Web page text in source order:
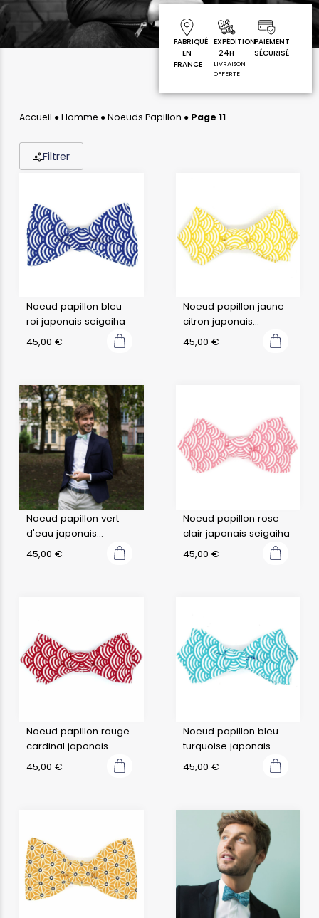
FABRIQUÉ
EN
FRANCE
EXPÉDITION
24H
LIVRAISON
OFFERTE
PAIEMENT
SÉCURISÉ
Accueil ●Homme ●Noeuds Papillon ● Page 11
Filtrer
Noeud papillon bleu
roi japonais seigaiha
45,00 €
Noeud papillon jaune
citron japonais
seigaiha
45,00 €
Noeud papillon vert
d'eau japonais
seigaiha
45,00 €
Noeud papillon rose
clair japonais seigaiha
45,00 €
Noeud papillon rouge
cardinal japonais
seigaiha
45,00 €
Noeud papillon bleu
turquoise japonais
seigaiha
45,00 €